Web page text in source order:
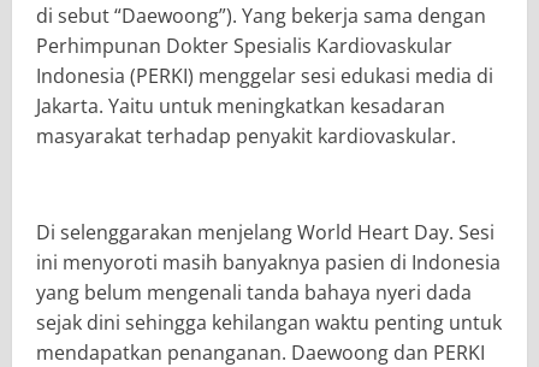
di sebut “Daewoong”). Yang bekerja sama dengan
Perhimpunan Dokter Spesialis Kardiovaskular
Indonesia (PERKI) menggelar sesi edukasi media di
Jakarta. Yaitu untuk meningkatkan kesadaran
masyarakat terhadap penyakit kardiovaskular.
Di selenggarakan menjelang World Heart Day. Sesi
ini menyoroti masih banyaknya pasien di Indonesia
yang belum mengenali tanda bahaya nyeri dada
sejak dini sehingga kehilangan waktu penting untuk
mendapatkan penanganan. Daewoong dan PERKI